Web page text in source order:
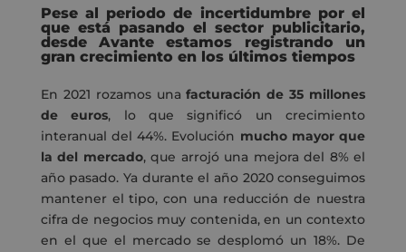
Pese al periodo de incertidumbre por el
que está pasando el sector publicitario,
desde Avante estamos registrando un
gran crecimiento en los últimos tiempos
En 2021 rozamos unafacturación de 35 millones
de euros, lo que significó uncrecimiento
interanual del 44%. Evolución mucho mayor que
la del mercado, que arrojó una mejora del 8% el
año pasado. Ya durante el año 2020 conseguimos
mantener el tipo, con una reducción de nuestra
cifra de negocios muy contenida, en un contexto
en el que el mercado se desplomó un 18%. De